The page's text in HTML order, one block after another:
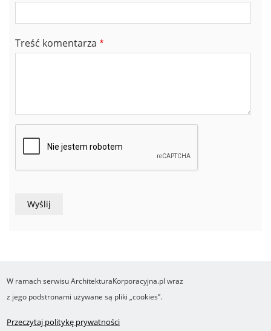
Treść komentarza
COPYRIGHT ©2016-2026 Ośrodek Studiów nad Cyfrowym Państwem
Wykonanie i obsługa Yasne.pl
Regulamin Polityka prywatności
W ramach serwisu ArchitekturaKorporacyjna.pl wraz
z jego podstronami używane są pliki „cookies”.
Przeczytaj politykę prywatności